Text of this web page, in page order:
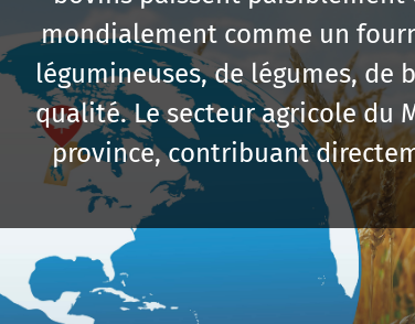
mondialement comme un
légumineuses, de légumes,
qualité. Le secteur agricole du
province, contribuant